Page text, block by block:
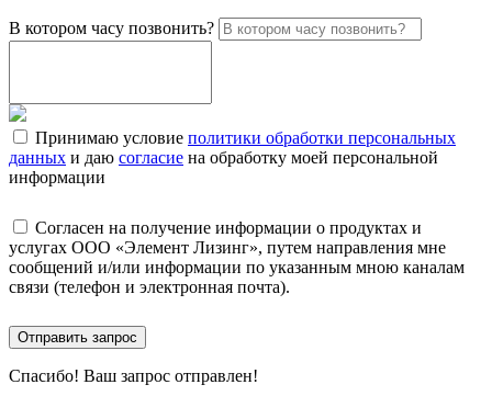
В котором часу позвонить?
Принимаю условие политики обработки персональных
данных и даю согласие на обработку моей персональной
информации
Согласен на получение информации о продуктах и
услугах ООО «Элемент Лизинг», путем направления мне
сообщений и/или информации по указанным мною каналам
связи (телефон и электронная почта).
Отправить запрос
Спасибо! Ваш запрос отправлен!